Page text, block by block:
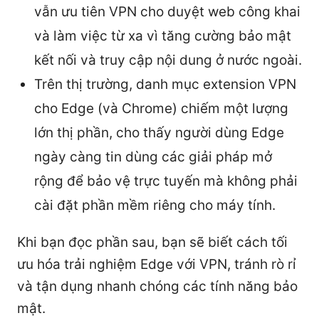
vẫn ưu tiên VPN cho duyệt web công khai
và làm việc từ xa vì tăng cường bảo mật
kết nối và truy cập nội dung ở nước ngoài.
Trên thị trường, danh mục extension VPN
cho Edge (và Chrome) chiếm một lượng
lớn thị phần, cho thấy người dùng Edge
ngày càng tin dùng các giải pháp mở
rộng để bảo vệ trực tuyến mà không phải
cài đặt phần mềm riêng cho máy tính.
Khi bạn đọc phần sau, bạn sẽ biết cách tối
ưu hóa trải nghiệm Edge với VPN, tránh rò rỉ
và tận dụng nhanh chóng các tính năng bảo
mật.